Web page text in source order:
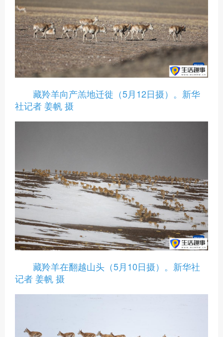
藏羚羊向产羔地迁徙（5月12日摄）。新华
社记者 姜帆 摄
藏羚羊在翻越山头（5月10日摄）。新华社
记者 姜帆 摄